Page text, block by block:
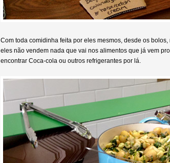
Com toda comidinha feita por eles mesmos, desde os
eles não vendem nada que vai nos alimentos que já vem
encontrar Coca-cola ou outros refrigerantes por lá.